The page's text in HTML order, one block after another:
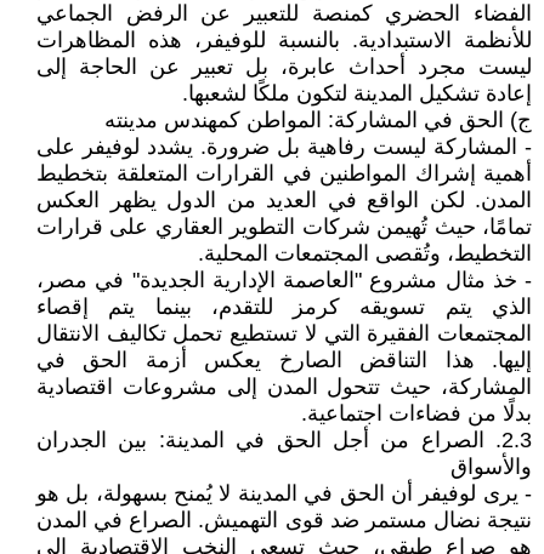
الفضاء الحضري كمنصة للتعبير عن الرفض الجماعي
للأنظمة الاستبدادية. بالنسبة للوفيفر، هذه المظاهرات
ليست مجرد أحداث عابرة، بل تعبير عن الحاجة إلى
إعادة تشكيل المدينة لتكون ملكًا لشعبها.
‌ج) الحق في المشاركة: المواطن كمهندس مدينته
- المشاركة ليست رفاهية بل ضرورة. يشدد لوفيفر على
أهمية إشراك المواطنين في القرارات المتعلقة بتخطيط
المدن. لكن الواقع في العديد من الدول يظهر العكس
تمامًا، حيث تُهيمن شركات التطوير العقاري على قرارات
التخطيط، وتُقصى المجتمعات المحلية.
- خذ مثال مشروع "العاصمة الإدارية الجديدة" في مصر،
الذي يتم تسويقه كرمز للتقدم، بينما يتم إقصاء
المجتمعات الفقيرة التي لا تستطيع تحمل تكاليف الانتقال
إليها. هذا التناقض الصارخ يعكس أزمة الحق في
المشاركة، حيث تتحول المدن إلى مشروعات اقتصادية
بدلًا من فضاءات اجتماعية.
2.3. الصراع من أجل الحق في المدينة: بين الجدران
والأسواق
- يرى لوفيفر أن الحق في المدينة لا يُمنح بسهولة، بل هو
نتيجة نضال مستمر ضد قوى التهميش. الصراع في المدن
هو صراع طبقي، حيث تسعى النخب الاقتصادية إلى